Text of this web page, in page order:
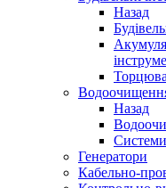
Назад
Назад
Генератори
Кабельно-